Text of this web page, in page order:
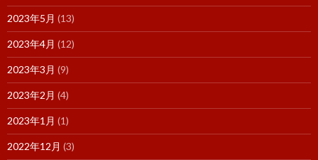
2023年5月 (13)
2023年4月 (12)
2023年3月 (9)
2023年2月 (4)
2023年1月 (1)
2022年12月 (3)